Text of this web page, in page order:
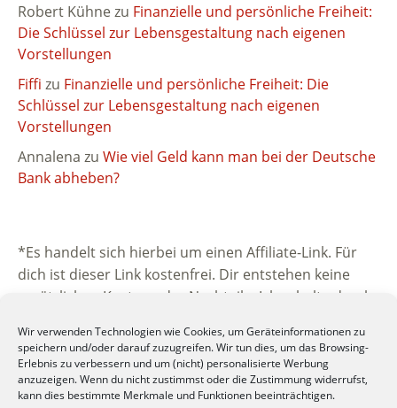
Wir verwenden Technologien wie Cookies, um Geräteinformationen zu
speichern und/oder darauf zuzugreifen. Wir tun dies, um das Browsing-
Erlebnis zu verbessern und um (nicht) personalisierte Werbung
anzuzeigen. Wenn du nicht zustimmst oder die Zustimmung widerrufst,
kann dies bestimmte Merkmale und Funktionen beeinträchtigen.
Robert Kühnezu Finanzielle und persönliche Freiheit:
Die Schlüssel zur Lebensgestaltung nach eigenen
Vorstellungen
Fiffi zu Finanzielle und persönliche Freiheit: Die
Schlüssel zur Lebensgestaltung nach eigenen
Vorstellungen
Annalena zu Wie viel Geld kann man bei der Deutsche
Bank abheben?
*Es handelt sich hierbei um einen Affiliate-Link. Für
dich ist dieser Link kostenfrei. Dir entstehen keine
zusätzlichen Kosten oder Nachteile. Ich erhalte durch
beworbenen Unternehmen. Vielen Dank für deine
Unterstützung.